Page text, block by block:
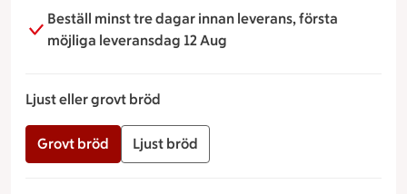
Beställ minst tre dagar innan leverans, första
möjliga leveransdag 12 Aug
Ljust eller grovt bröd
Grovt bröd Ljust bröd